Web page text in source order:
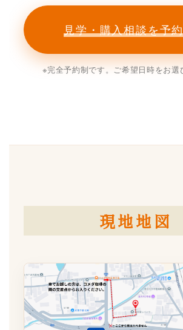
見学・購入相談を予
※完全予約制です。ご希望日時をお選
現地地図